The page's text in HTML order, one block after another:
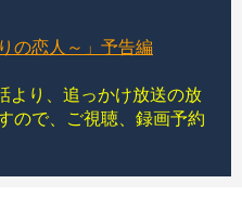
の恋人～」予告編
より、追っかけ放送の放
ので、ご視聴、録画予約